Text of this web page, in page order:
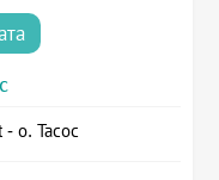
о. Тасос